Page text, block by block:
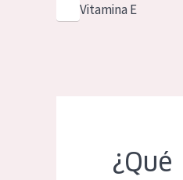
Vitamina E
¿Qué